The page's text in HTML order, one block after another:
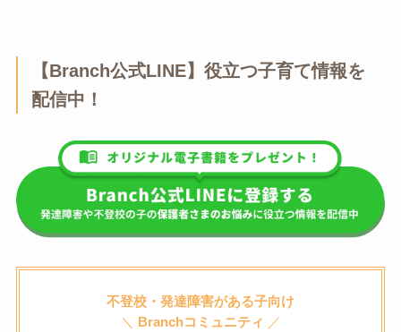
【Branch公式LINE】役立つ子育て情報を
配信中！
不登校・発達障害がある子向け
＼
Branchコミュニティ ／